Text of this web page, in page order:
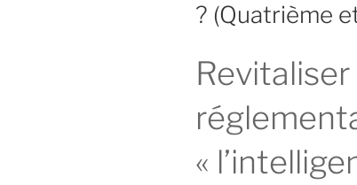
du
? »
? (Quatrième
«